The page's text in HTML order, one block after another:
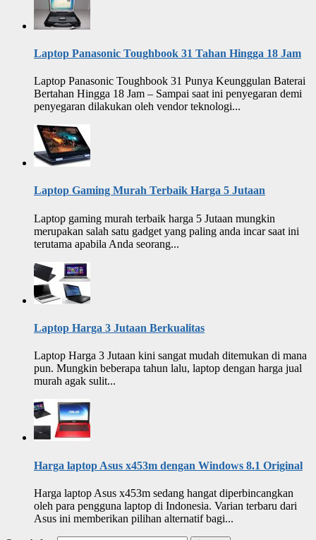
Laptop Panasonic Toughbook 31 Tahan Hingga 18 Jam
Laptop Panasonic Toughbook 31 Punya Keunggulan Baterai
Bertahan Hingga 18 Jam – Sampai saat ini penyegaran demi
penyegaran dilakukan oleh vendor teknologi...
Laptop Gaming Murah Terbaik Harga 5 Jutaan
Laptop gaming murah terbaik harga 5 Jutaan mungkin
merupakan salah satu gadget yang paling anda incar saat ini
terutama apabila Anda seorang...
Laptop Harga 3 Jutaan Berkualitas
Laptop Harga 3 Jutaan kini sangat mudah ditemukan di mana
pun. Mungkin beberapa tahun lalu, laptop dengan harga jual
murah agak sulit...
Harga laptop Asus x453m dengan Windows 8.1 Original
Harga laptop Asus x453m sedang hangat diperbincangkan
oleh para pengguna laptop di Indonesia. Varian terbaru dari
Asus ini memberikan pilihan alternatif bagi...